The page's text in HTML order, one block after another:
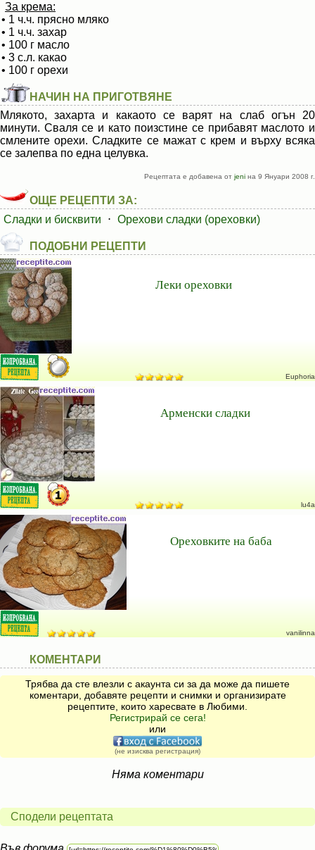
За крема:
• 1 ч.ч. прясно мляко
• 1 ч.ч. захар
• 100 г масло
• 3 с.л. какао
• 100 г орехи
НАЧИН НА ПРИГОТВЯНЕ
Млякото, захарта и какаото се варят на слаб огън 20
минути. Сваля се и като поизстине се прибавят маслото и
смлените орехи. Сладките се мажат с крем и върху всяка
се залепва по една целувка.
Рецептата е добавена от jeni на 9 Януари 2008 г.
ОЩЕ РЕЦЕПТИ ЗА:
Сладки и бисквити
⋅ Орехови сладки (ореховки)
ПОДОБНИ РЕЦЕПТИ
Леки ореховки
Euphoria
Арменски сладки
lu4a
Ореховките на баба
vanilinna
КОМЕНТАРИ
Трябва да сте влезли с акаунта си за да може да пишете
коментари, добавяте рецепти и снимки и организирате
рецептите, които харесвате в Любими.
Регистрирай се сега!
или
(не изисква регистрация)
Няма коментари
Сподели рецептата